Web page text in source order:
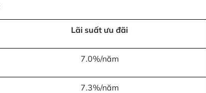
Lãi suất ưu đãi
7.0%/năm
7.3%/năm